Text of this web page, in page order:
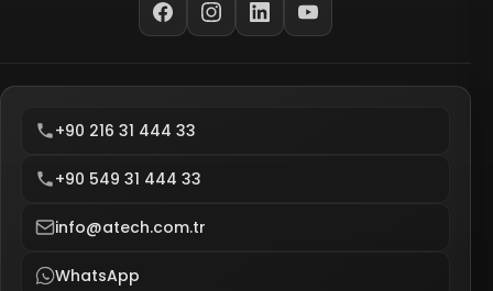
+90 216 31 444 33
+90 549 31 444 33
info@atech.com.tr
WhatsApp